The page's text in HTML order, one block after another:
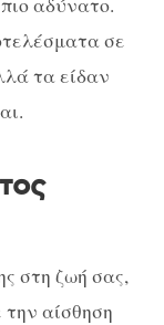
σε
τα είδαν
στη ζωή σας,
την αίσθηση